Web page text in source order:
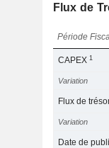
Flux de
Période
CAPEX1
Variation
Flux de
Variation
Date de